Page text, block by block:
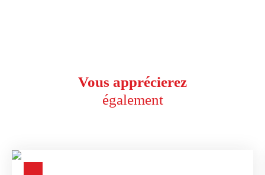
Vous apprécierez
également